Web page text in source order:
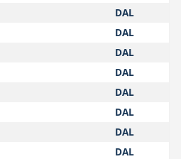
DAL
DAL
DAL
DAL
DAL
DAL
DAL
DAL